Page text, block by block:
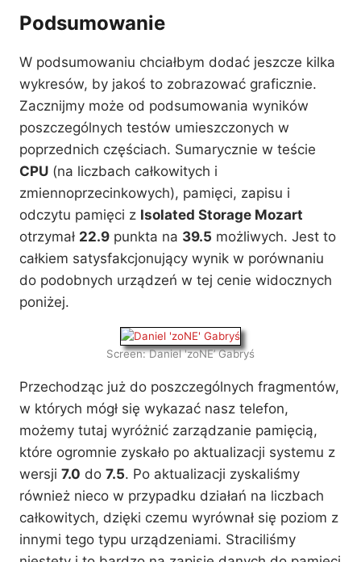
Podsumowanie
W podsumowaniu chciałbym dodać jeszcze kilka
wykresów, by jakoś to zobrazować graficznie.
Zacznijmy może od podsumowania wyników
poszczególnych testów umieszczonych w
poprzednich częściach. Sumarycznie w teście
CPU (na liczbach całkowitych i
zmiennoprzecinkowych), pamięci, zapisu i
odczytu pamięci z Isolated Storage Mozart
otrzymał 22.9 punkta na 39.5 możliwych. Jest to
całkiem satysfakcjonujący wynik w porównaniu
do podobnych urządzeń w tej cenie widocznych
poniżej.
Screen: Daniel 'zoNE’ Gabryś
Przechodząc już do poszczególnych fragmentów,
w których mógł się wykazać nasz telefon,
możemy tutaj wyróżnić zarządzanie pamięcią,
które ogromnie zyskało po aktualizacji systemu z
wersji 7.0 do 7.5. Po aktualizacji zyskaliśmy
również nieco w przypadku działań na liczbach
całkowitych, dzięki czemu wyrównał się poziom z
innymi tego typu urządzeniami. Straciliśmy